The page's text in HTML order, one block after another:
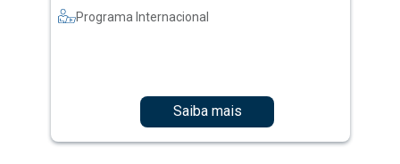
Programa Internacional
Saiba mais